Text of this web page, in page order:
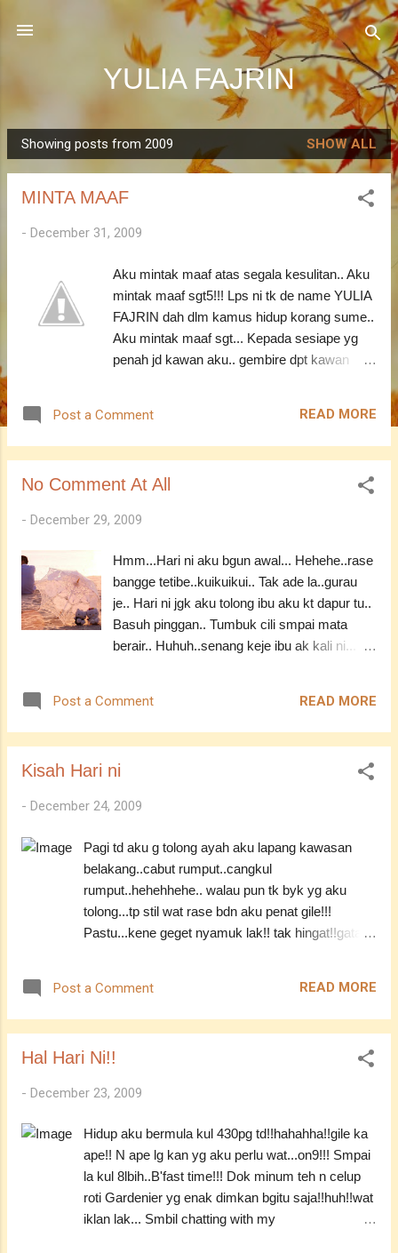
Skip to main content
YULIA FAJRIN
P
o
Showing posts from 2009 SHOW ALL
MINTA MAAF
- December 31, 2009
Aku mintak maaf atas segala kesulitan.. Aku
mintak maaf sgt5!!! Lps ni tk de name YULIA
FAJRIN dah dlm kamus hidup korang sume..
Aku mintak maaf sgt... Kepada sesiape yg
penah jd kawan aku.. gembire dpt kawan
sume tk salah pape.. N tk de kaitan pun..
Sumenye salah aku.. Maafkan aku.. Semoga
untuk korang sume.. :((
Post a Comment READ MORE
No Comment At All
- December 29, 2009
Hmm...Hari ni aku bgun awal... Hehehe..rase
bangge tetibe..kuikuikui.. Tak ade la..gurau
je.. Hari ni jgk aku tolong ibu aku kt dapur tu..
Basuh pinggan.. Tumbuk cili smpai mata
berair.. Huhuh..senang keje ibu ak kali ni...
pe lg nk wat.. Org dok kecoh nk masuk new
sem... Aku??? tak de arah tujuan lg..hehehe..
nye?? Harap2 tk de repeat paper lg.. tak
sbb akhir thn kot.. Tp sbnr nye..mmg la bes
kan org kawin. Tp aku rase sedih la jgk.. sbb
mungkin aku tk kan rase tu sume..
disebabkan seseorang... Tapi aku tk
salahkan dia.. Hmm..hari ni gk adik aku yg
la yg drive..sbb nk practice balik kan.. N
Post a Comment READ MORE
Kisah Hari ni
- December 24, 2009
Pagi td aku g tolong ayah aku lapang kawasan
belakang..cabut rumput..cangkul
rumput..hehehhehe.. walau pun tk byk yg aku
tolong...tp stil wat rase bdn aku penat gile!!!
Pastu...kene geget nyamuk lak!! tak hingat!!gatal
gile barang!! Bak kate ibu ku.. Stor tu bkn simpan
barang!! Tp sampah!! hahahha!! ku hnye mmpu
punye kemas!! Setel daa!!Stor tu jd tesusun n
adikku!! Smpah2 yg tk nk tu..aku g buang..naik
kete balik.. huuhuhuh!! Pastu!!makan!!lapar
gile!!tahap cipan!! N then mmber ajak g minum kt
atas bukit mlm tu!! Ape lg..aku on je!!tp takut my
ibu tk kasi..hehhehee!!! Smbil tu plak..th mcm
mane aku tetdo!! mmg penat sgt la
Post a Comment READ MORE
Hal Hari Ni!!
- December 23, 2009
Hidup aku bermula kul 430pg td!!hahahha!!gile ka
ape!! N ape lg kan yg aku perlu wat...on9!!! Smpai
la kul 8lbih..B'fast time!!! Dok minum teh n celup
roti Gardenier yg enak dimkan bgitu saja!!huh!!wat
iklan lak... Smbil chatting with my